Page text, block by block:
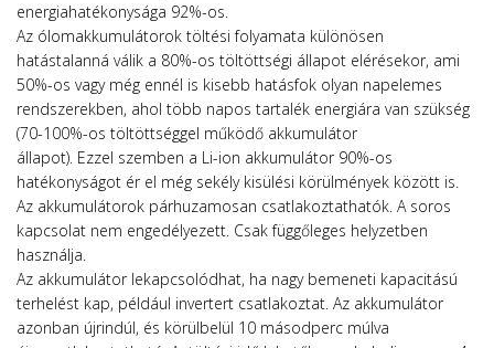
energiahatékonysága 92%-os.
Az ólomakkumulátorok töltési folyamata különösen
hatástalanná válik a 80%-os töltöttségi állapot elérésekor, ami
50%-os vagy még ennél is kisebb hatásfok olyan napelemes
rendszerekben, ahol több napos tartalék energiára van szükség
(70-100%-os töltöttséggel működő akkumulátor
állapot). Ezzel szemben a Li-ion akkumulátor 90%-os
hatékonyságot ér el még sekély kisülési körülmények között is.
Az akkumulátorok párhuzamosan csatlakoztathatók. A soros
kapcsolat nem engedélyezett. Csak függőleges helyzetben
használja.
Az akkumulátor lekapcsolódhat, ha nagy bemeneti kapacitású
terhelést kap, például invertert csatlakoztat. Az akkumulátor
azonban újrindúl, és körülbelül 10 másodperc múlva